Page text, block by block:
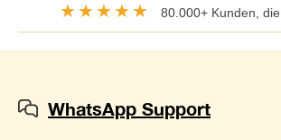
★★★★★ 80.000+ Kunden, die
WhatsApp Support